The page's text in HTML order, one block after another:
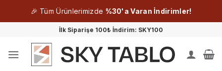
🎉 Tüm Ürünlerimizde %30'a Varan İndirimler!
İlk Siparişe 100₺ İndirim: SKY100